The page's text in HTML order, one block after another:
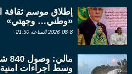
إطلاق موسم
«وطني… وجهتي»
2026-08-8 الساعة 21:30
وسط اجراءات